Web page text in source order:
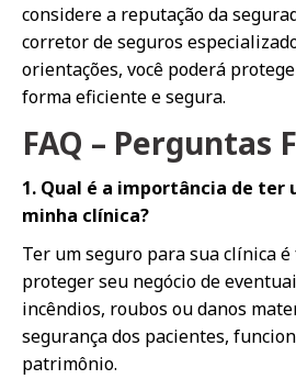
considere a reputação da
corretor de seguros
orientações, você poderá
forma eficiente e segura.
FAQ – Perguntas
1. Qual é a importância de ter
minha clínica?
Ter um seguro para sua clínica
proteger seu negócio de
incêndios, roubos ou danos
segurança dos pacientes,
patrimônio.